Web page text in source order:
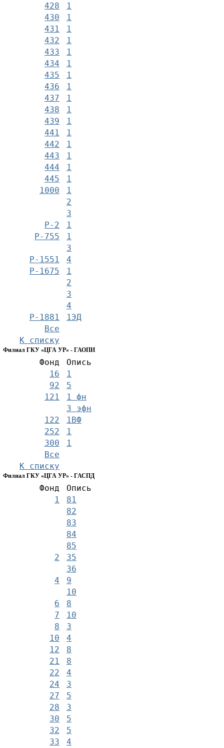
428
1
430
1
431
1
432
1
433
1
434
1
435
1
436
1
437
1
438
1
439
1
441
1
442
1
443
1
444
1
445
1
1000
1
2
3
Р-2
1
Р-755
1
3
Р-1551
4
Р-1675
1
2
3
4
Р-1881
1ЭД
Все
К списку
Филиал ГКУ «ЦГА УР» - ГАОПИ
Фонд
Опись
16
1
92
5
121
1 фн
3 эфн
122
1ВФ
252
1
300
1
Все
К списку
Филиал ГКУ «ЦГА УР» - ГАСПД
Фонд
Опись
1
81
82
83
84
85
2
35
36
4
9
10
6
8
7
10
8
3
10
4
12
8
21
8
22
4
24
3
27
5
28
3
30
5
32
5
33
4